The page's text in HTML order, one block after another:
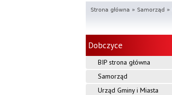
Strona główna » Samorząd »
Dobczyce
BIP strona główna
Samorząd
Urząd Gminy i Miasta